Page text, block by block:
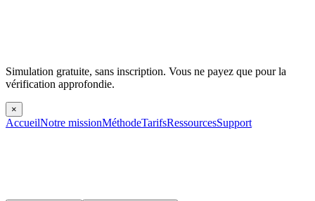
Simulation gratuite, sans inscription. Vous ne payez que pour la
vérification approfondie.
×
AccueilNotre missionMéthodeTarifsRessourcesSupport